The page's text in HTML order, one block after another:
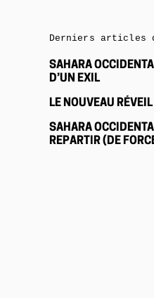
Derniers articles
SAHARA
D’UN EXIL
LE NOUVEAU
SAHARA
REPARTIR (DE